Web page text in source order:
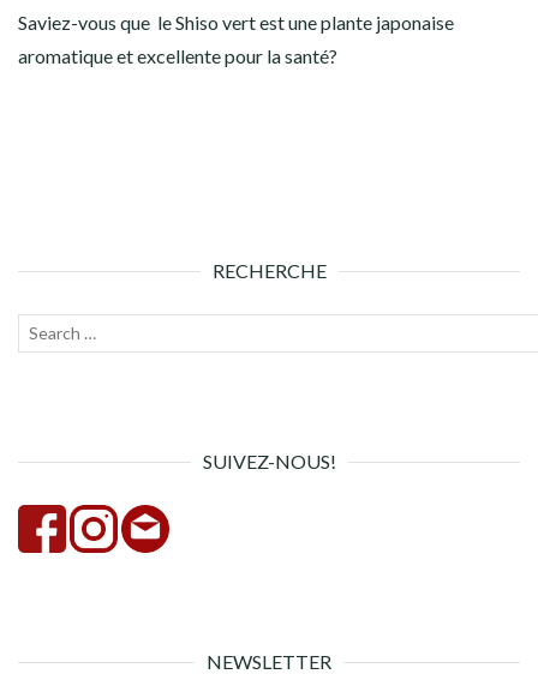
Saviez-vous que le Shiso vert est une plante japonaise
aromatique et excellente pour la santé?
RECHERCHE
Recherche
SUIVEZ-NOUS!
NEWSLETTER